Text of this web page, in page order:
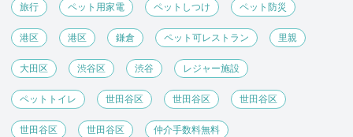
旅行 ペット用家電 ペットしつけ ペット防災
港区 港区 鎌倉 ペット可レストラン 里親
大田区 渋谷区 渋谷 レジャー施設
ペットトイレ 世田谷区 世田谷区 世田谷区
世田谷区 世田谷区 仲介手数料無料